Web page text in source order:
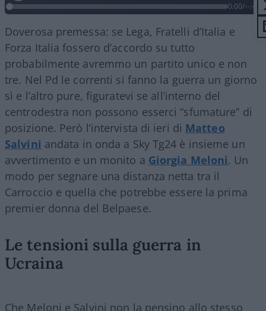
0:00/--:--
Doverosa premessa: se Lega, Fratelli d’Italia e
Forza Italia fossero d’accordo su tutto
probabilmente avremmo un partito unico e non
tre. Nel Pd le correnti si fanno la guerra un giorno
sì e l’altro pure, figuratevi se all’interno del
centrodestra non possono esserci “sfumature” di
posizione. Però l’intervista di ieri di Matteo
Salvini andata in onda a Sky Tg24 è insieme un
avvertimento e un monito a Giorgia Meloni. Un
modo per segnare una distanza netta tra il
Carroccio e quella che potrebbe essere la prima
premier donna del Belpaese.
Le tensioni sulla guerra in
Ucraina
Che Meloni e Salvini non la pensino allo stesso